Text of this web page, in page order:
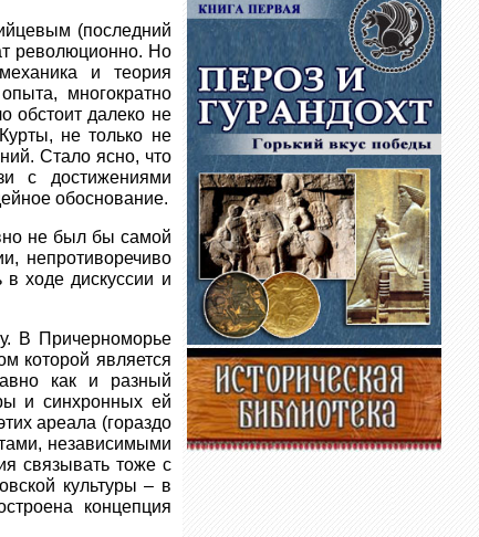
(последний
революционно. Но
и теория
многократно
обстоит далеко не
не только не
Стало ясно, что
с достижениями
обоснование.
не был бы самой
непротиворечиво
ходе дискуссии и
В Причерноморье
которой является
как и разный
и синхронных ей
ареала (гораздо
независимыми
связывать тоже с
культуры – в
концепция